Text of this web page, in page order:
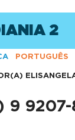
2
PORTUGUÊS
9 9207-